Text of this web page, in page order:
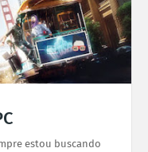
estou buscando